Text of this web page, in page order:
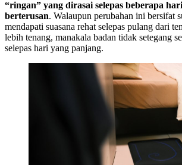
“ringan” yang dirasai selepas beberapa
berterusan. Walaupun perubahan ini bersifat
mendapati suasana rehat selepas pulang dari
lebih tenang, manakala badan tidak setegang
selepas hari yang panjang.